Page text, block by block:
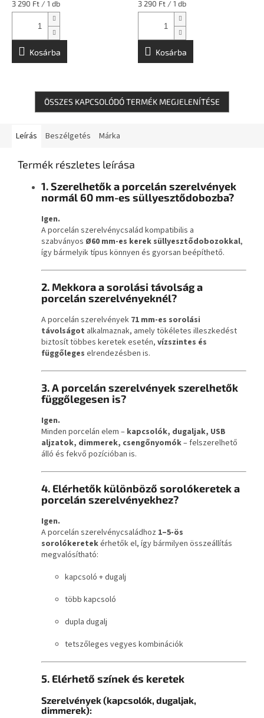
Egységár:
3 290 Ft / 1 db
Kosárba
Egységár:
3 290 Ft / 1 db
Kosárba
ÖSSZES KAPCSOLÓDÓ TERMÉK MEGJELENÍTÉSE
Leírás Beszélgetés Márka
Termék részletes leírása
1. Szerelhetők a porcelán szerelvények
normál 60 mm-es süllyesztődobozba?
Igen.
A porcelán szerelvénycsalád kompatibilis a
szabványos Ø60 mm-es kerek süllyesztődobozokkal,
így bármelyik típus könnyen és gyorsan beépíthető.
2. Mekkora a sorolási távolság a
porcelán szerelvényeknél?
A porcelán szerelvények 71 mm-es sorolási
távolságot alkalmaznak, amely tökéletes illeszkedést
biztosít többes keretek esetén, vízszintes és
függőleges elrendezésben is.
3. A porcelán szerelvények szerelhetők
függőlegesen is?
Igen.
Minden porcelán elem – kapcsolók, dugaljak, USB
aljzatok, dimmerek, csengőnyomók– felszerelhető
álló és fekvő pozícióban is.
4. Elérhetők különböző sorolókeretek a
porcelán szerelvényekhez?
Igen.
A porcelán szerelvénycsaládhoz 1–5-ös
sorolókeretekérhetők el, így bármilyen összeállítás
megvalósítható:
kapcsoló + dugalj
több kapcsoló
dupla dugalj
tetszőleges vegyes kombinációk
5. Elérhető színek és keretek
Szerelvények (kapcsolók, dugaljak,
dimmerek):